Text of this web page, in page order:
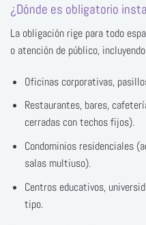
¿Dónde es obligatorio
La obligación rige para todo
o atención de público,
Oficinas corporativas,
Restaurantes, bares,
cerradas con techos fijos).
Condominios residenciales
salas multiuso).
Centros educativos,
tipo.